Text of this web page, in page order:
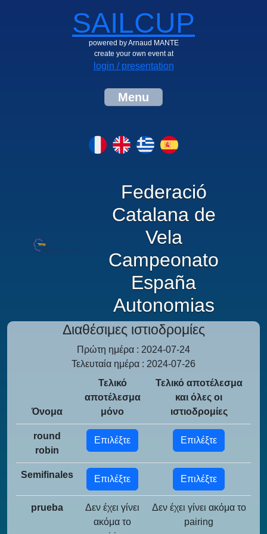
SAILCUP
powered by Arnaud MANTE
create your own event at
login / presentation
Menu
Federació
Catalana de
Vela
Campeonato
España
Autonomias
Διαθέσιμες ιστιοδρομίες
Πρώτη ημέρα : 2024-07-24
Τελευταία ημέρα : 2024-07-26
Όνομα
Τελικό
αποτέλεσμα
μόνο
Τελικό αποτέλεσμα
και όλες οι
ιστιοδρομίες
round
robin
Επιλέξτε Επιλέξτε
Semifinales Επιλέξτε Επιλέξτε
prueba
Δεν έχει γίνει
ακόμα το
Δεν έχει γίνει ακόμα το
pairing